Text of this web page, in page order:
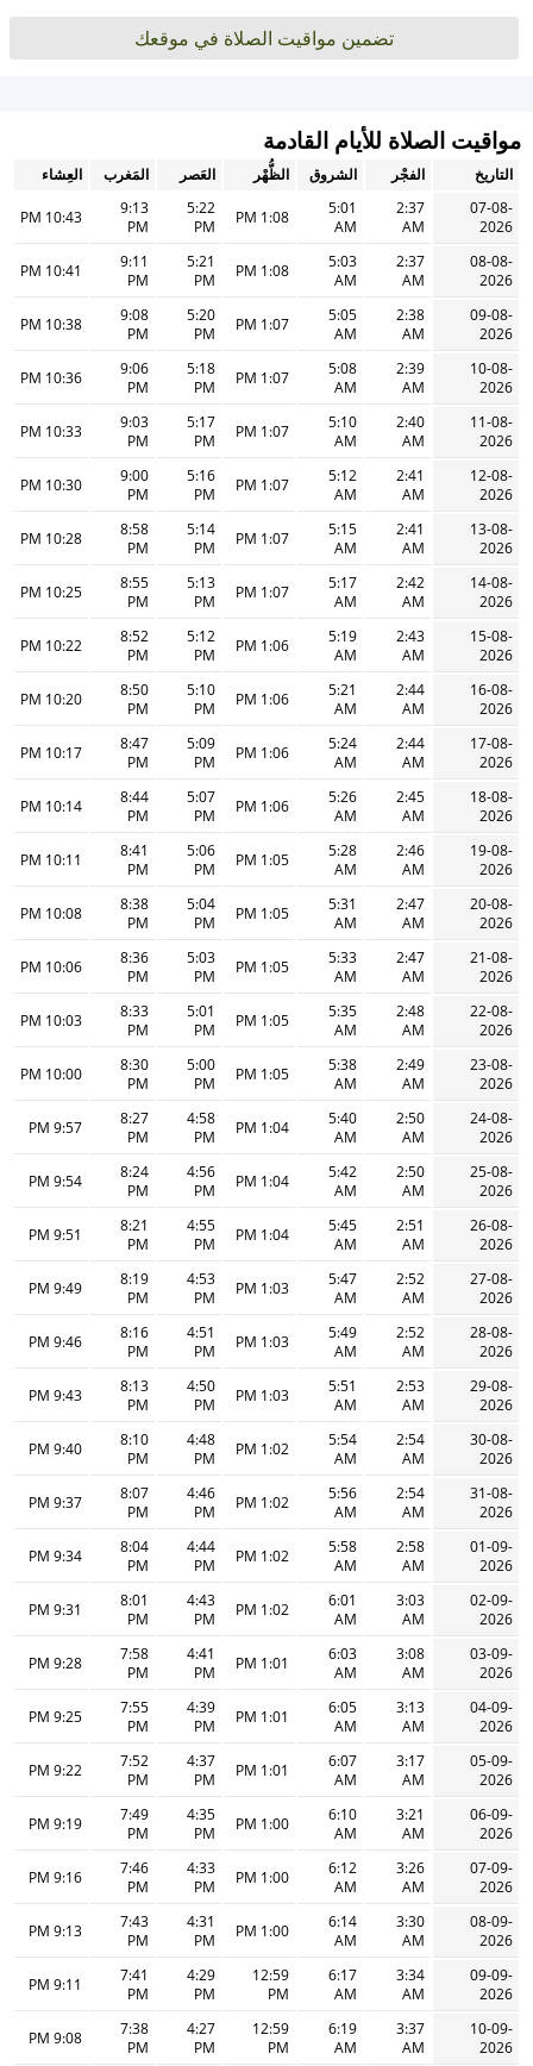
تضمين مواقيت الصلاة في موقعك
مواقيت الصلاة للأيام القادمة
التاريخ الفجْر الشروق الظُّهْر العَصر المَغرب
العِشاء
07-08-
2026
2:37
AM
5:01
AM
1:08 PM
5:22
PM
9:13
PM
10:43 PM
08-08-
2026
2:37
AM
5:03
AM
1:08 PM
5:21
PM
9:11
PM
10:41 PM
09-08-
2026
2:38
AM
5:05
AM
1:07 PM
5:20
PM
9:08
PM
10:38 PM
10-08-
2026
2:39
AM
5:08
AM
1:07 PM
5:18
PM
9:06
PM
10:36 PM
11-08-
2026
2:40
AM
5:10
AM
1:07 PM
5:17
PM
9:03
PM
10:33 PM
12-08-
2026
2:41
AM
5:12
AM
1:07 PM
5:16
PM
9:00
PM
10:30 PM
13-08-
2026
2:41
AM
5:15
AM
1:07 PM
5:14
PM
8:58
PM
10:28 PM
14-08-
2026
2:42
AM
5:17
AM
1:07 PM
5:13
PM
8:55
PM
10:25 PM
15-08-
2026
2:43
AM
5:19
AM
1:06 PM
5:12
PM
8:52
PM
10:22 PM
16-08-
2026
2:44
AM
5:21
AM
1:06 PM
5:10
PM
8:50
PM
10:20 PM
17-08-
2026
2:44
AM
5:24
AM
1:06 PM
5:09
PM
8:47
PM
10:17 PM
18-08-
2026
2:45
AM
5:26
AM
1:06 PM
5:07
PM
8:44
PM
10:14 PM
19-08-
2026
2:46
AM
5:28
AM
1:05 PM
5:06
PM
8:41
PM
10:11 PM
20-08-
2026
2:47
AM
5:31
AM
1:05 PM
5:04
PM
8:38
PM
10:08 PM
21-08-
2026
2:47
AM
5:33
AM
1:05 PM
5:03
PM
8:36
PM
10:06 PM
22-08-
2026
2:48
AM
5:35
AM
1:05 PM
5:01
PM
8:33
PM
10:03 PM
23-08-
2026
2:49
AM
5:38
AM
1:05 PM
5:00
PM
8:30
PM
10:00 PM
24-08-
2026
2:50
AM
5:40
AM
1:04 PM
4:58
PM
8:27
PM
9:57 PM
25-08-
2026
2:50
AM
5:42
AM
1:04 PM
4:56
PM
8:24
PM
9:54 PM
26-08-
2026
2:51
AM
5:45
AM
1:04 PM
4:55
PM
8:21
PM
9:51 PM
27-08-
2026
2:52
AM
5:47
AM
1:03 PM
4:53
PM
8:19
PM
9:49 PM
28-08-
2026
2:52
AM
5:49
AM
1:03 PM
4:51
PM
8:16
PM
9:46 PM
29-08-
2026
2:53
AM
5:51
AM
1:03 PM
4:50
PM
8:13
PM
9:43 PM
30-08-
2026
2:54
AM
5:54
AM
1:02 PM
4:48
PM
8:10
PM
9:40 PM
31-08-
2026
2:54
AM
5:56
AM
1:02 PM
4:46
PM
8:07
PM
9:37 PM
01-09-
2026
2:58
AM
5:58
AM
1:02 PM
4:44
PM
8:04
PM
9:34 PM
02-09-
2026
3:03
AM
6:01
AM
1:02 PM
4:43
PM
8:01
PM
9:31 PM
03-09-
2026
3:08
AM
6:03
AM
1:01 PM
4:41
PM
7:58
PM
9:28 PM
04-09-
2026
3:13
AM
6:05
AM
1:01 PM
4:39
PM
7:55
PM
9:25 PM
05-09-
2026
3:17
AM
6:07
AM
1:01 PM
4:37
PM
7:52
PM
9:22 PM
06-09-
2026
3:21
AM
6:10
AM
1:00 PM
4:35
PM
7:49
PM
9:19 PM
07-09-
2026
3:26
AM
6:12
AM
1:00 PM
4:33
PM
7:46
PM
9:16 PM
08-09-
2026
3:30
AM
6:14
AM
1:00 PM
4:31
PM
7:43
PM
9:13 PM
09-09-
2026
3:34
AM
6:17
AM
12:59
PM
4:29
PM
7:41
PM
9:11 PM
10-09-
2026
3:37
AM
6:19
AM
12:59
PM
4:27
PM
7:38
PM
9:08 PM